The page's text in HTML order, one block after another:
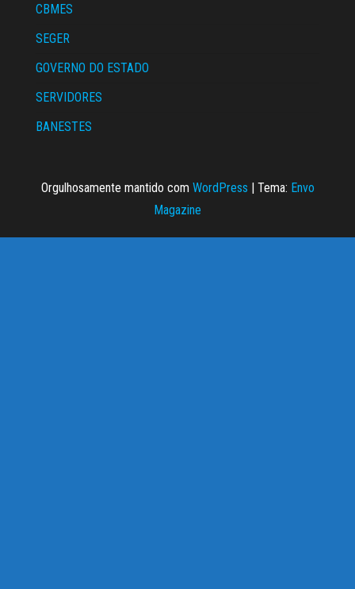
CBMES
SEGER
GOVERNO DO ESTADO
SERVIDORES
BANESTES
Orgulhosamente mantido com WordPress | Tema: Envo
Magazine